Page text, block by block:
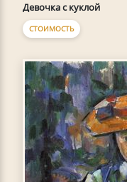
Девочка с куклой
СТОИМОСТЬ